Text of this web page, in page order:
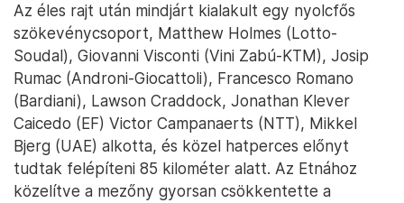
Az éles rajt után mindjárt kialakult egy nyolcfős
szökevénycsoport, Matthew Holmes (Lotto-
Soudal), Giovanni Visconti (Vini Zabú-KTM), Josip
Rumac (Androni-Giocattoli), Francesco Romano
(Bardiani), Lawson Craddock, Jonathan Klever
Caicedo (EF) Victor Campanaerts (NTT), Mikkel
Bjerg (UAE) alkotta, és közel hatperces előnyt
tudtak felépíteni 85 kilométer alatt. Az Etnához
közelítve a mezőny gyorsan csökkentette a